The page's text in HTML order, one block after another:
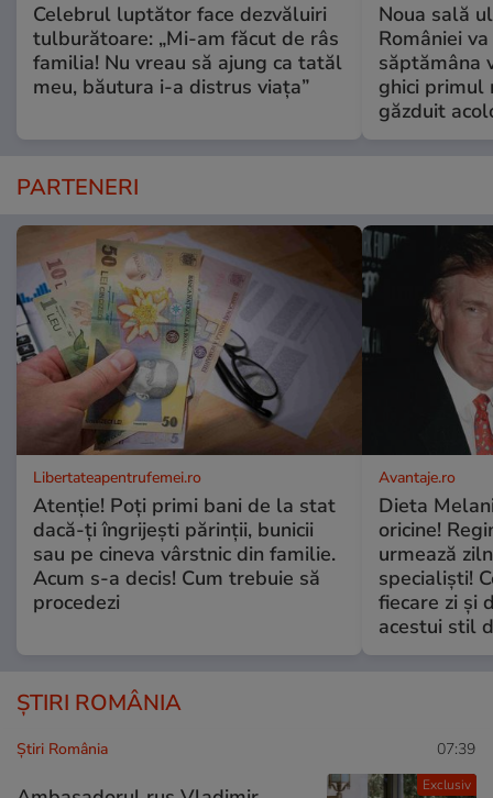
Celebrul luptător face dezvăluiri
tulburătoare: „Mi-am făcut de râs
familia! Nu vreau să ajung ca tatăl
meu, băutura i-a distrus viața”
Noua sală
României
săptămâna
ghici primul
găzduit
PARTENERI
Libertateapentrufemei.ro
Atenție! Poți primi bani de la stat
dacă-ți îngrijești părinții, bunicii
sau pe cineva vârstnic din familie.
Acum s-a decis! Cum trebuie să
procedezi
Avantaje.ro
Dieta
oricine!
urmează
specialiști!
fiecare zi și
acestui stil
ȘTIRI ROMÂNIA
Exclusiv
Știri România 07:39